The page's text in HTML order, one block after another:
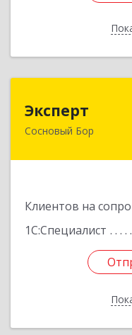
Эксперт
Сосновый Бор
Клиентов на
1С:Специалист
188544,